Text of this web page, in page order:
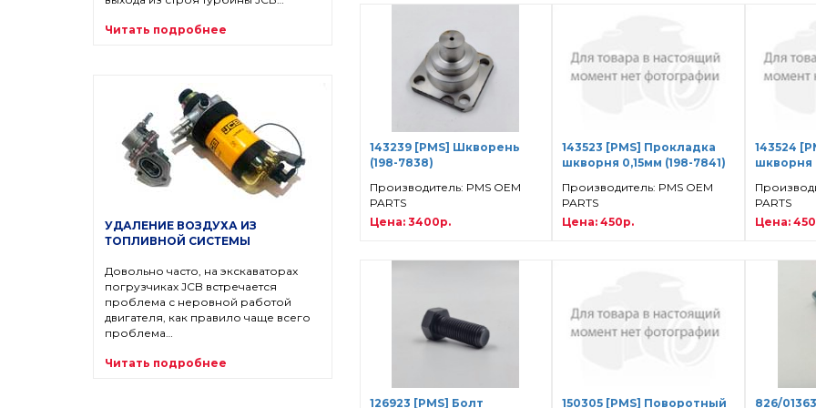
Читать подробнее
УДАЛЕНИЕ ВОЗДУХА ИЗ
ТОПЛИВНОЙ СИСТЕМЫ
Довольно часто, на экскаваторах
погрузчиках JCB встречается
проблема с неровной работой
двигателя, как правило чаще всего
проблема…
Читать подробнее
143239 [PMS] Шкворень
(198-7838)
Производитель: PMS OEM
PARTS
Цена: 3400р.
143523 [PMS] Прокладка
шкворня 0,15мм (198-7841)
Производитель: PMS OEM
PARTS
Цена: 450р.
143524
шкворня
PARTS
Цена:
126923 [PMS] Болт 150305 [PMS] Поворотный 826/